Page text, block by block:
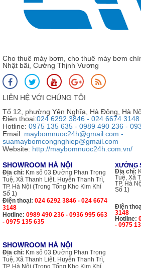
Cho thuê máy bơm, cho thuê máy bơm
Nhật bãi, Cường Thịnh Vương
LIÊN HỆ VỚI CHÚNG TÔI
Tổ 12, phường Yên Nghĩa, Hà Đông, Hà
Điện thoại:024 6292 3846 - 024 6674 3148
Hotline: 0975 135 635 - 0989 490 236 -
Email: maybomnuoc24h@gmail.com -
suamaybomcongnghiep@gmail.com
Website: http://maybomnuoc24h.com.vn/
SHOWROOM HÀ NỘI
Địa chỉ: Km số 03 Đường Phan Trọng
Tuệ, Xã Thanh Liệt, Huyện Thanh Trì,
TP. Hà Nội (Trong Tổng Kho Kim Khí
Số 1)
Điện thoại: 024 6292 3846 - 024 6674
3148
Hotline: 0989 490 236 - 0936 995 663
- 0975 135 635
XƯỞNG
Địa chỉ:
Tuệ, Xã
TP. Hà
Số 1)
Điện
3148
Hotline:
- 0975
SHOWROOM HÀ NỘI
Địa chỉ: Km số 03 Đường Phan Trọng
Tuệ, Xã Thanh Liệt, Huyện Thanh Trì,
TP. Hà Nội (Trong Tổng Kho Kim Khí